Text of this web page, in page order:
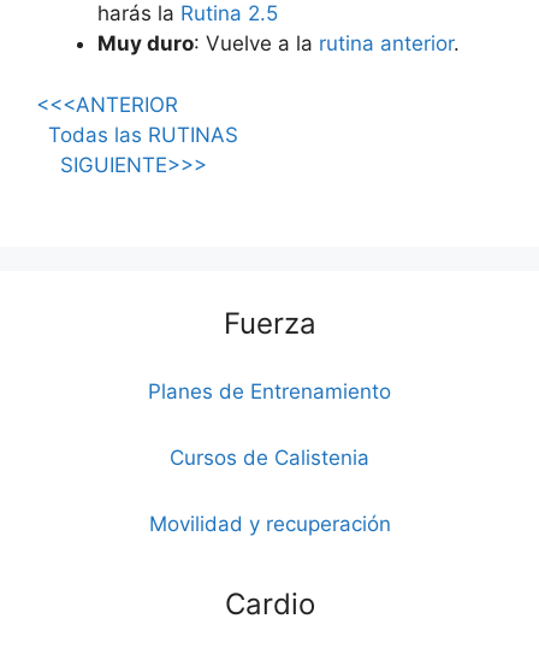
harás la Rutina 2.5
Muy duro: Vuelve a la rutina anterior.
<<<ANTERIOR
Todas las RUTINAS
SIGUIENTE>>>
Fuerza
Planes de Entrenamiento
Cursos de Calistenia
Movilidad y recuperación
Cardio